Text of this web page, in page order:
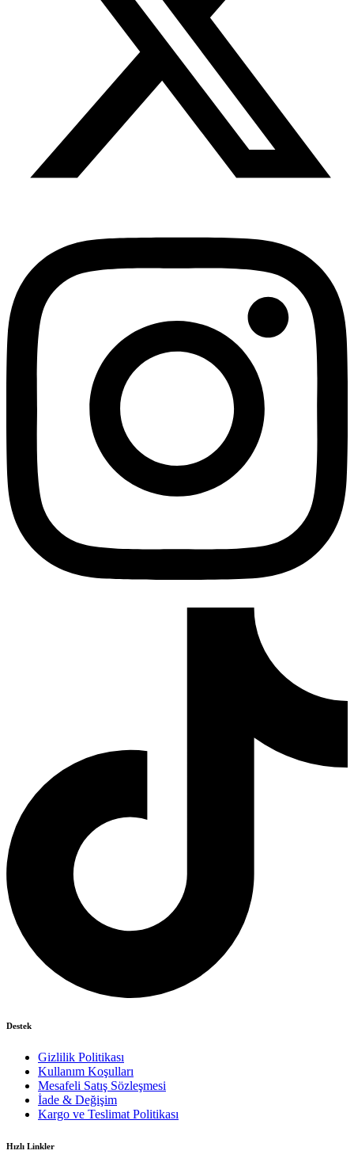
Destek
Gizlilik Politikası
Kullanım Koşulları
Mesafeli Satış Sözleşmesi
İade & Değişim
Kargo ve Teslimat Politikası
Hızlı Linkler